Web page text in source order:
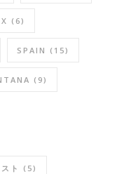
(6)
SPAIN (15)
(9)
ト (5)